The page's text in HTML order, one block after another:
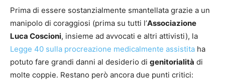
Prima di essere sostanzialmente smantellata grazie a un
manipolo di coraggiosi (prima su tutti l’Associazione
Luca Coscioni, insieme ad avvocati e altri attivisti), la
Legge 40 sulla procreazione medicalmente assistita ha
potuto fare grandi danni al desiderio di genitorialità di
molte coppie. Restano però ancora due punti critici: